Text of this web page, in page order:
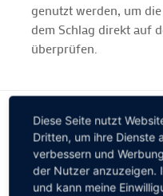
genutzt werden, um
dem Schlag direkt auf
überprüfen.
Diese Seite nutzt
Dritten, um ihre Dienste
verbessern und
der Nutzer anzuzeigen.
und kann meine